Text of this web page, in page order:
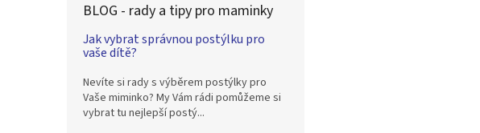
BLOG - rady a tipy pro maminky
Jak vybrat správnou postýlku pro
vaše dítě?
Nevíte si rady s výběrem postýlky pro
Vaše miminko? My Vám rádi pomůžeme si
vybrat tu nejlepší postý...